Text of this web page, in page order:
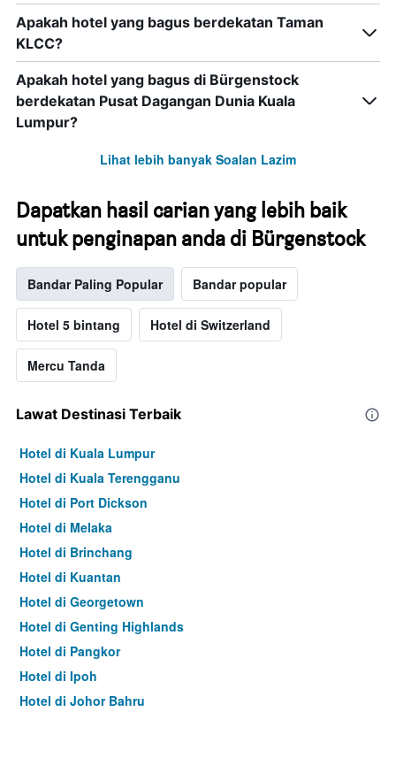
Apakah hotel yang bagus berdekatan Taman
KLCC?
Apakah hotel yang bagus di Bürgenstock
berdekatan Pusat Dagangan Dunia Kuala
Lumpur?
Lihat lebih banyak Soalan Lazim
Dapatkan hasil carian yang lebih baik
untuk penginapan anda di Bürgenstock
Bandar Paling Popular Bandar popular
Hotel 5 bintang Hotel di Switzerland
Mercu Tanda
Lawat Destinasi Terbaik
Hotel di Kuala Lumpur
Hotel di Kuala Terengganu
Hotel di Port Dickson
Hotel di Melaka
Hotel di Brinchang
Hotel di Kuantan
Hotel di Georgetown
Hotel di Genting Highlands
Hotel di Pangkor
Hotel di Ipoh
Hotel di Johor Bahru